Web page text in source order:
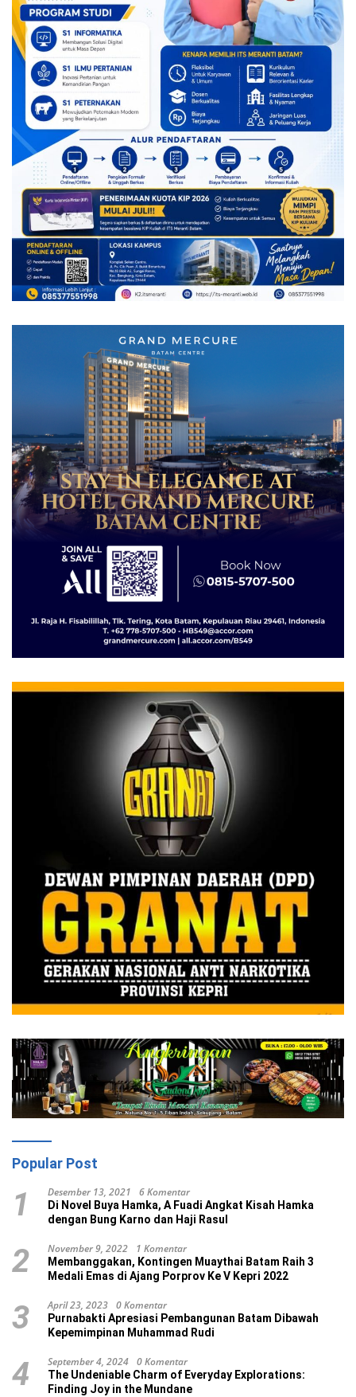
Popular Post
1 Desember 13, 2021 6 Komentar
Di Novel Buya Hamka, A Fuadi Angkat Kisah Hamka
dengan Bung Karno dan Haji Rasul
2 November 9, 2022 1 Komentar
Membanggakan, Kontingen Muaythai Batam Raih 3
Medali Emas di Ajang Porprov Ke V Kepri 2022
3 April 23, 2023 0 Komentar
Purnabakti Apresiasi Pembangunan Batam Dibawah
Kepemimpinan Muhammad Rudi
4 September 4, 2024 0 Komentar
The Undeniable Charm of Everyday Explorations:
Finding Joy in the Mundane